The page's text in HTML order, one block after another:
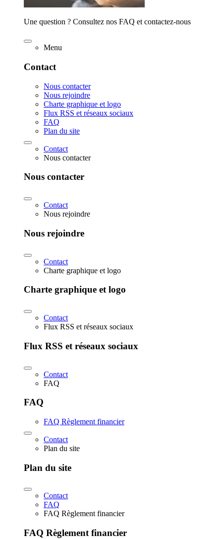
Une question ? Consultez nos FAQ et contactez-nous
Menu
Contact
Nous contacter
Nous rejoindre
Charte graphique et logo
Flux RSS et réseaux sociaux
FAQ
Plan du site
Contact
Nous contacter
Nous contacter
Contact
Nous rejoindre
Nous rejoindre
Contact
Charte graphique et logo
Charte graphique et logo
Contact
Flux RSS et réseaux sociaux
Flux RSS et réseaux sociaux
Contact
FAQ
FAQ
FAQ Règlement financier
Contact
Plan du site
Plan du site
Contact
FAQ
FAQ Règlement financier
FAQ Règlement financier